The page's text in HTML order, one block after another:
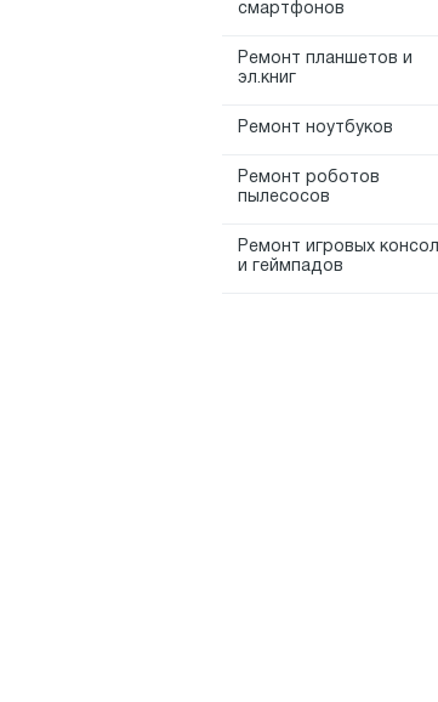
смартфонов
Ремонт планшетов и
эл.книг
Ремонт ноутбуков
Ремонт роботов
пылесосов
Ремонт игровых
и геймпадов